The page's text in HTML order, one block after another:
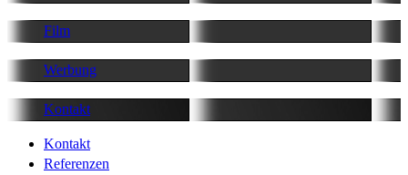
Film
Werbung
Kontakt
Kontakt
Referenzen